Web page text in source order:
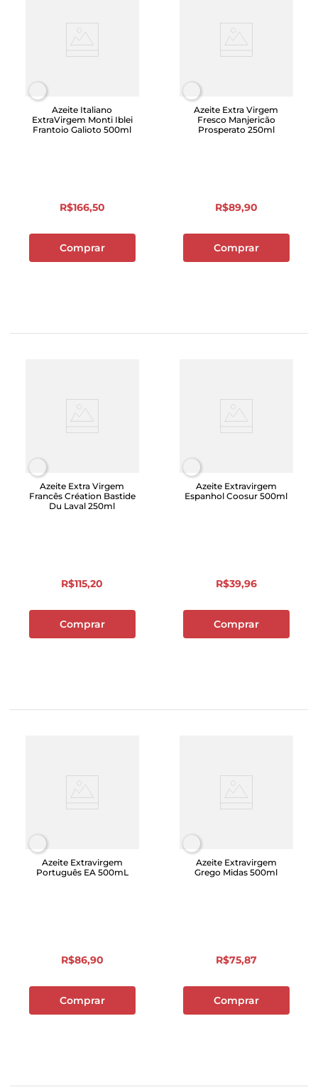
Azeite Italiano
ExtraVirgem Monti Iblei
Frantoio Galioto 500ml
R$166,50
Comprar
Azeite Extra Virgem
Fresco Manjericão
Prosperato 250ml
R$89,90
Comprar
Azeite Extra Virgem
Francês Création Bastide
Du Laval 250ml
R$115,20
Comprar
Azeite Extravirgem
Espanhol Coosur 500ml
R$39,96
Comprar
Azeite Extravirgem
Português EA 500mL
R$86,90
Comprar
Azeite Extravirgem
Grego Midas 500ml
R$75,87
Comprar